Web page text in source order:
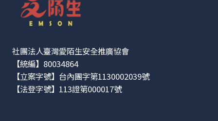
社團法人臺灣愛陌生安全推廣協會
【統編】80034864
【立案字號】台內團字第1130002039號
【法登字號】113證第000017號